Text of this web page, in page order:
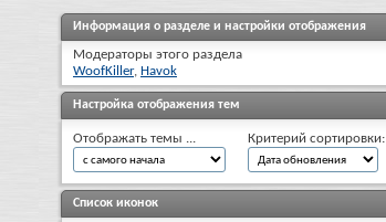
Информация о разделе и настройки отображения
Модераторы этого раздела
WoofKiller, Havok
Настройка отображения тем
Отображать темы ... Критерий сортировки:
Список иконок